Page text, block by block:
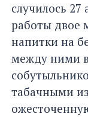
случилось 27
работы двое
напитки на
между ними
табачными